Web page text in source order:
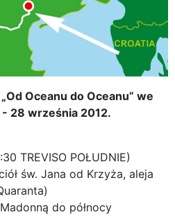
Oceanu do Oceanu” we
- 28 września 2012.
TREVISO POŁUDNIE)
św. Jana od Krzyża, aleja
do północy